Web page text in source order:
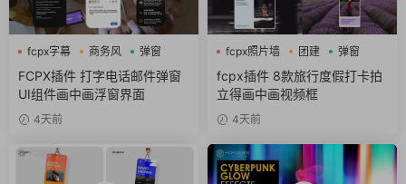
fcpx字幕 商务风 弹窗
FCPX插件 打字电话邮件弹窗
UI组件画中画浮窗界面
4天前
fcpx照片墙 团建 弹窗
fcpx插件 8款旅行度假打卡拍
立得画中画视频框
4天前